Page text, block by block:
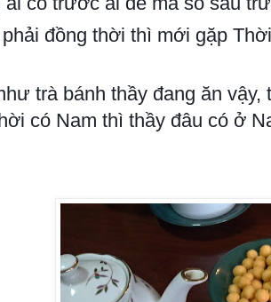
đồng thời thì mới gặp
trà bánh thầy đang ăn
có Nam thì thầy đâu có ở